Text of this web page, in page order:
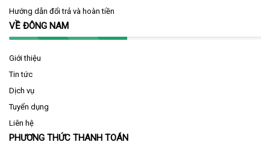
Hướng dẫn đổi trả và hoàn tiền
VỀ ĐÔNG NAM
Giới thiệu
Tin tức
Dịch vụ
Tuyển dụng
Liên hệ
PHƯƠNG THỨC THANH TOÁN